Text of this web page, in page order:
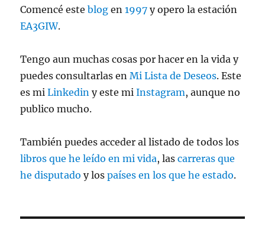
Comencé esteblog en1997 y opero la estación
EA3GIW.
Tengo aun muchas cosas por hacer en la vida y
puedes consultarlas enMi Lista de Deseos. Este
es miLinkedin y este miInstagram, aunque no
publico mucho.
También puedes acceder al listado de todos los
libros que he leído en mi vida, lascarreras que
he disputado y lospaíses en los que he estado.